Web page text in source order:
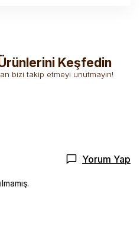
Keşfedin
bizi takip etmeyi unutmayın!
Her dilimde
emek, her
lokmada gerçek
Sadece etin en
saf, en doğal
Yorum Yap